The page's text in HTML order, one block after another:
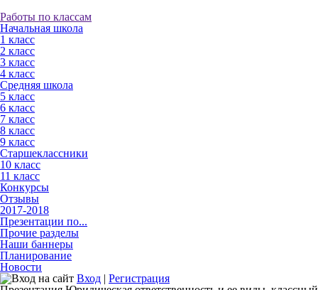
Работы по классам
Начальная школа
1 класс
2 класс
3 класс
4 класс
Средняя школа
5 класс
6 класс
7 класс
8 класс
9 класс
Старшеклассники
10 класс
11 класс
Конкурсы
Отзывы
2017-2018
Презентации по...
Прочие разделы
Наши баннеры
Планирование
Новости
Вход | Регистрация